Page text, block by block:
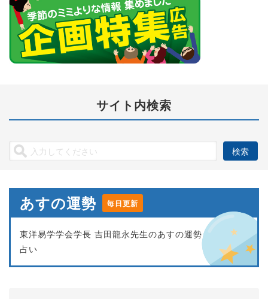
サイト内検索
あすの運勢 毎日更新
東洋易学学会学長 吉田龍永先生のあすの運勢
占い